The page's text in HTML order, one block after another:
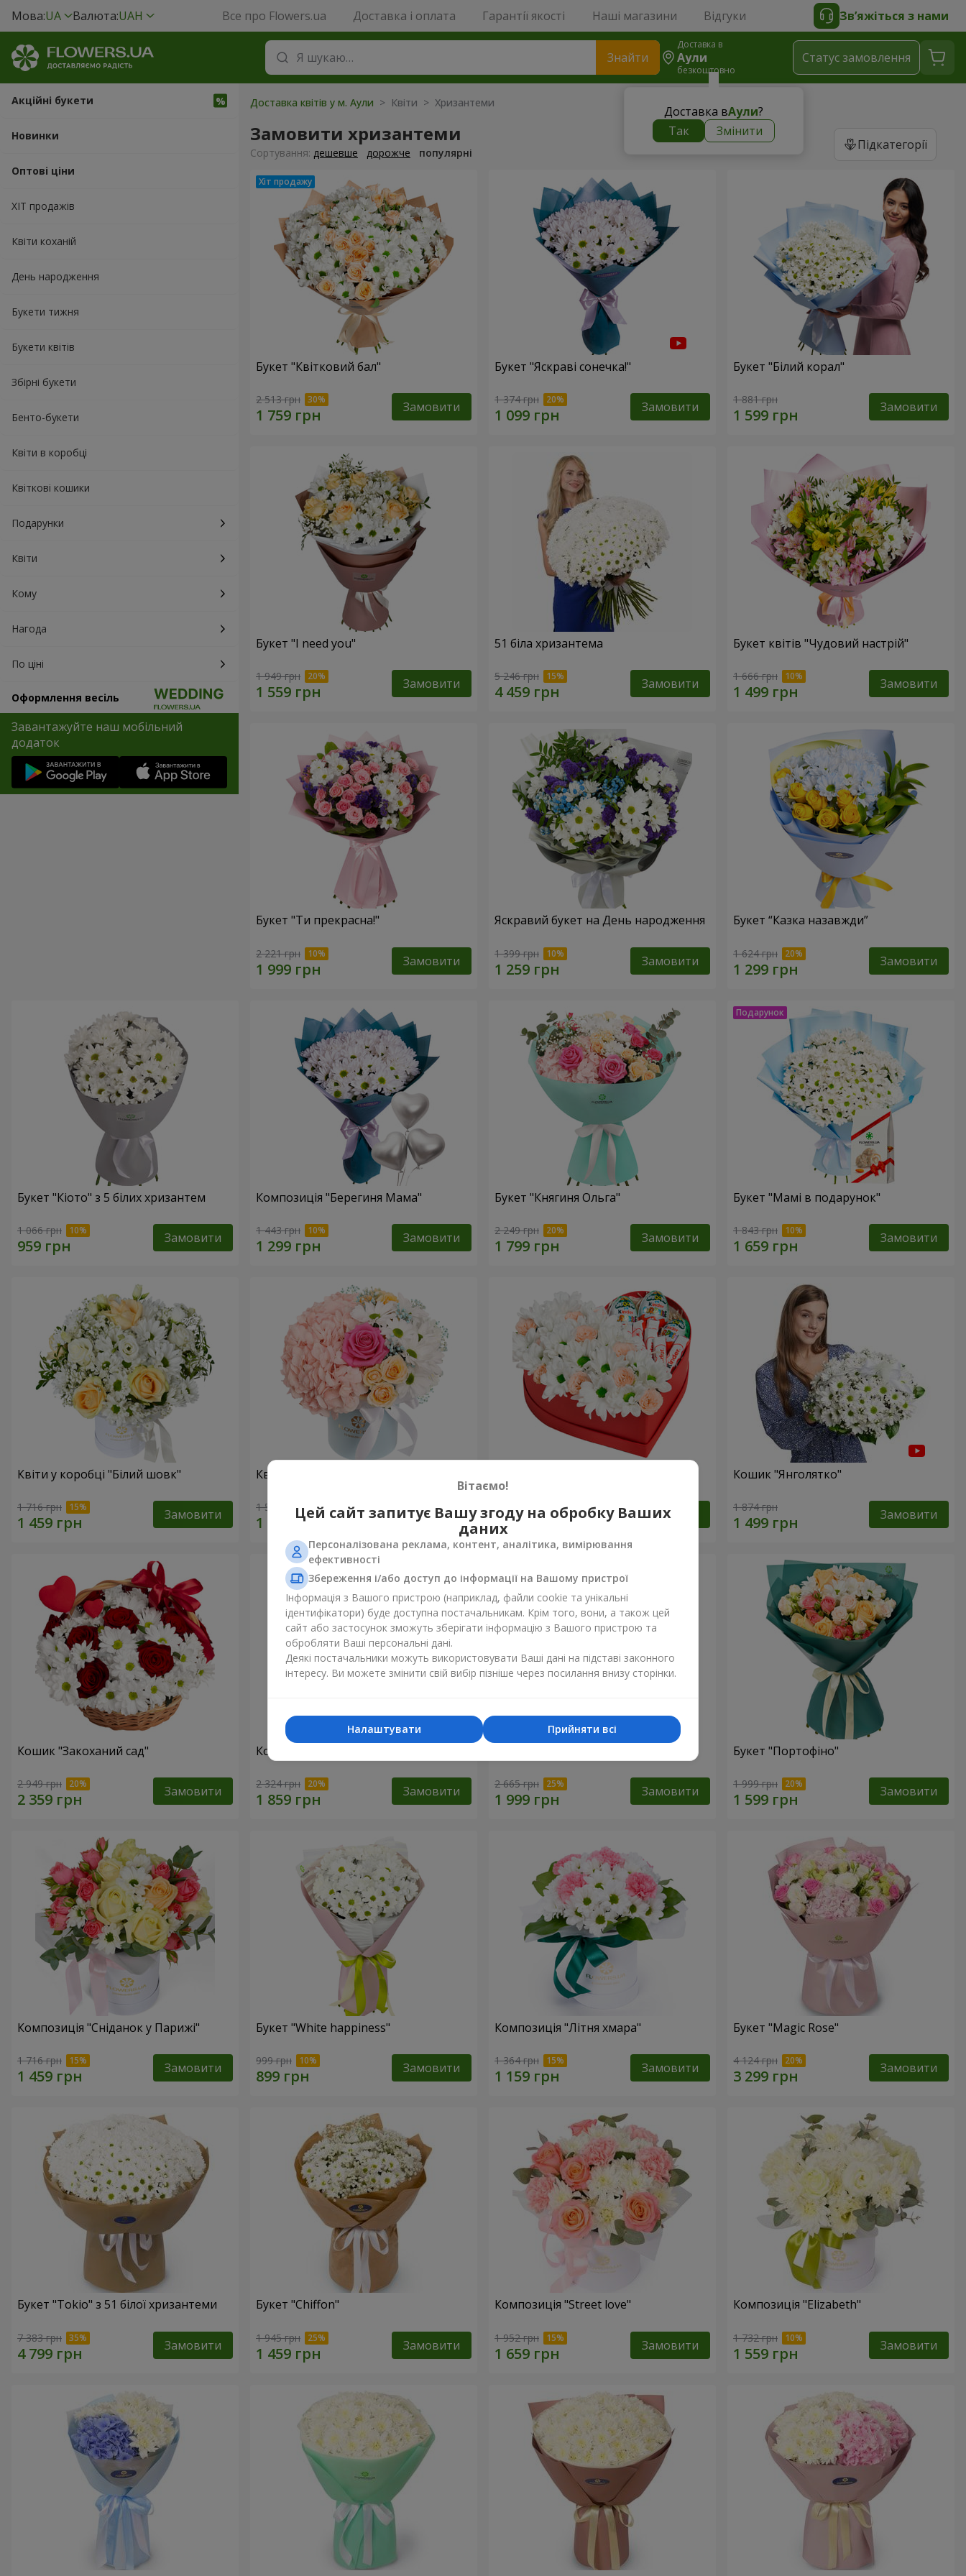
Мова:UA Валюта:UAH Все про Flowers.ua Доставка і оплата Гарантії якості Наші магазини Відгуки Зв’яжіться з нами
Знайти
Доставка в
Аули
безкоштовно
Доставка вАули?
Так
Змінити
Статус замовлення
Акційні букети
Новинки
Оптові ціни
ХІТ продажів
Квіти коханій
День народження
Букети тижня
Букети квітів
Збірні букети
Бенто-букети
Квіти в коробці
Квіткові кошики
Подарунки
Квіти
Кому
Нагода
По ціні
Оформлення весіль
Завантажуйте наш мобільний
додаток
Доставка квітів у м. Аули > Квіти > Хризантеми
Замовити хризантеми Підкатегорії
Сортування: дешевше дорожче популярні
Букет "Квітковий бал"
2 513 грн Замовити
Букет "Яскраві сонечка!"
1 374 грн Замовити
Букет "Білий корал"
1 881 грн Замовити
Букет "I need you"
1 949 грн Замовити
51 біла хризантема
5 246 грн Замовити
Букет квітів "Чудовий настрій"
1 666 грн Замовити
Букет "Ти прекрасна!"
2 221 грн Замовити
Яскравий букет на День народження
1 399 грн Замовити
Букет “Казка назавжди”
1 624 грн Замовити
Букет "Кіото" з 5 білих хризантем
1 066 грн Замовити
Композиція "Берегиня Мама"
1 443 грн Замовити
Букет "Княгиня Ольга"
2 249 грн Замовити
Букет "Мамі в подарунок"
1 843 грн Замовити
Квіти у коробці "Білий шовк"
1 716 грн Замовити
Квіти в коробці "Щастя не оминеш"
1 599 грн Замовити 2 199 грн Замовити
Кошик "Янголятко"
1 874 грн Замовити
Кошик "Закоханий сад"
2 949 грн Замовити
Композиція "Charlotte"
2 324 грн Замовити 2 665 грн Замовити
Букет "Портофіно"
1 999 грн Замовити
Композиція "Сніданок у Парижі"
1 716 грн Замовити
Букет "White happiness"
999 грн Замовити
Композиція "Літня хмара"
1 364 грн Замовити
Букет "Magic Rose"
4 124 грн Замовити
Букет "Tokio" з 51 білої хризантеми
7 383 грн Замовити
Букет "Chiffon"
1 945 грн Замовити
Композиція "Street love"
1 952 грн Замовити
Композиція "Elizabeth"
1 732 грн Замовити
Вітаємо!
Цей сайт запитує Вашу згоду на обробку Ваших
даних
Персоналізована реклама, контент, аналітика, вимірювання
ефективності
Збереження і/або доступ до інформації на Вашому пристрої
Інформація з Вашого пристрою (наприклад, файли cookie та унікальні
ідентифікатори) буде доступна постачальникам. Крім того, вони, а також цей
сайт або застосунок зможуть зберігати інформацію з Вашого пристрою та
обробляти Ваші персональні дані.
Деякі постачальники можуть використовувати Ваші дані на підставі законного
інтересу. Ви можете змінити свій вибір пізніше через посилання внизу сторінки.
Прийняти всі
Налаштувати